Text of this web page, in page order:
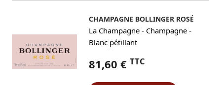
CHAMPAGNE BOLLINGER ROSÉ
La Champagne - Champagne -
Blanc pétillant
81,60 € TTC